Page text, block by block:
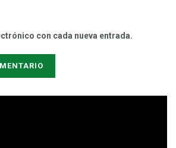
con cada nueva entrada.